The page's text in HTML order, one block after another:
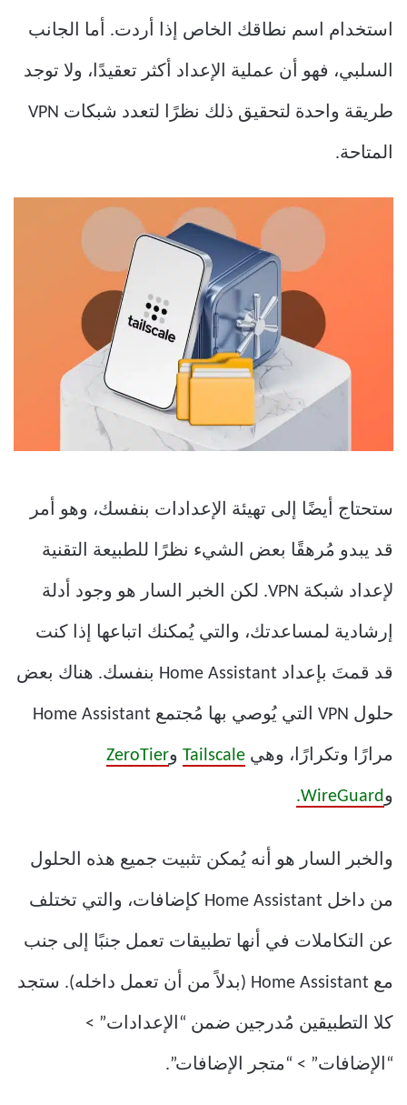
استخدام اسم نطاقك الخاص إذا أردت. أما الجانب
السلبي، فهو أن عملية الإعداد أكثر تعقيدًا، ولا توجد
طريقة واحدة لتحقيق ذلك نظرًا لتعدد شبكات VPN
المتاحة.
ستحتاج أيضًا إلى تهيئة الإعدادات بنفسك، وهو أمر
قد يبدو مُرهقًا بعض الشيء نظرًا للطبيعة التقنية
لإعداد شبكة VPN. لكن الخبر السار هو وجود أدلة
إرشادية لمساعدتك، والتي يُمكنك اتباعها إذا كنت
قد قمتَ بإعداد Home Assistant بنفسك. هناك بعض
حلول VPN التي يُوصي بها مُجتمع Home Assistant
مرارًا وتكرارًا، وهي Tailscale وZeroTier
و WireGuard.
والخبر السار هو أنه يُمكن تثبيت جميع هذه الحلول
من داخل Home Assistant كإضافات، والتي تختلف
عن التكاملات في أنها تطبيقات تعمل جنبًا إلى جنب
مع Home Assistant (بدلاً من أن تعمل داخله). ستجد
كلا التطبيقين مُدرجين ضمن “الإعدادات” >
“الإضافات” > “متجر الإضافات”.